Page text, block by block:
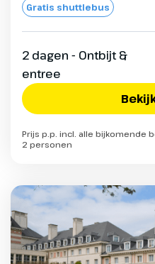
Gratis shuttlebus
2 dagen - Ontbijt &
entree
Prijs p.p. incl. alle bijkomende
2 personen